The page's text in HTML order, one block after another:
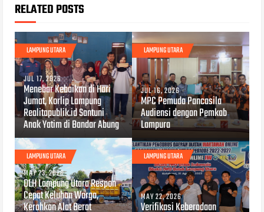
RELATED POSTS
LAMPUNG UTARA
JUL 17, 2026
Menebar Kebaikan di Hari
Jumat, Korlip Lampung
Realitapublik.id Santuni
Anak Yatim di Bandar Abung
LAMPUNG UTARA
JUL 16, 2026
MPC Pemuda Pancasila
Audiensi dengan Pemkab
Lampura
LAMPUNG UTARA
MAY 23, 2026
DLH Lampung Utara Respon
Cepat Keluhan Warga,
Kerahkan Alat Berat
LAMPUNG UTARA
MAY 22, 2026
Verifikasi Keberadaan